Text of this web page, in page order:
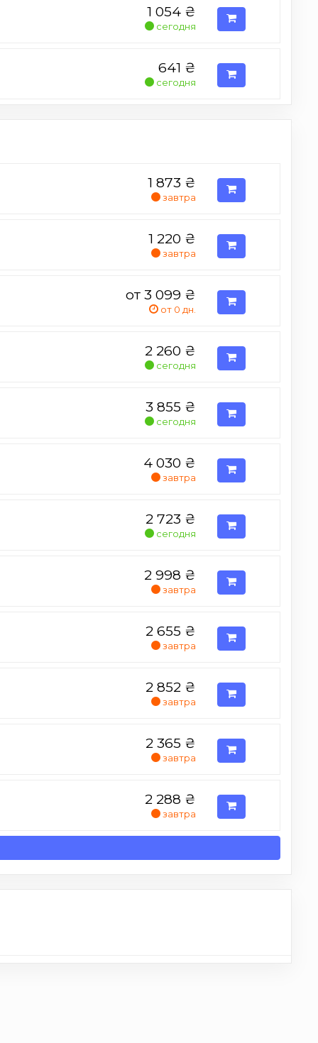
1 054 ₴
сегодня
641 ₴
сегодня
1 873 ₴
завтра
1 220 ₴
завтра
от 3 099 ₴
от 0 дн.
2 260 ₴
сегодня
3 855 ₴
сегодня
4 030 ₴
завтра
2 723 ₴
сегодня
2 998 ₴
завтра
2 655 ₴
завтра
2 852 ₴
завтра
2 365 ₴
завтра
2 288 ₴
завтра